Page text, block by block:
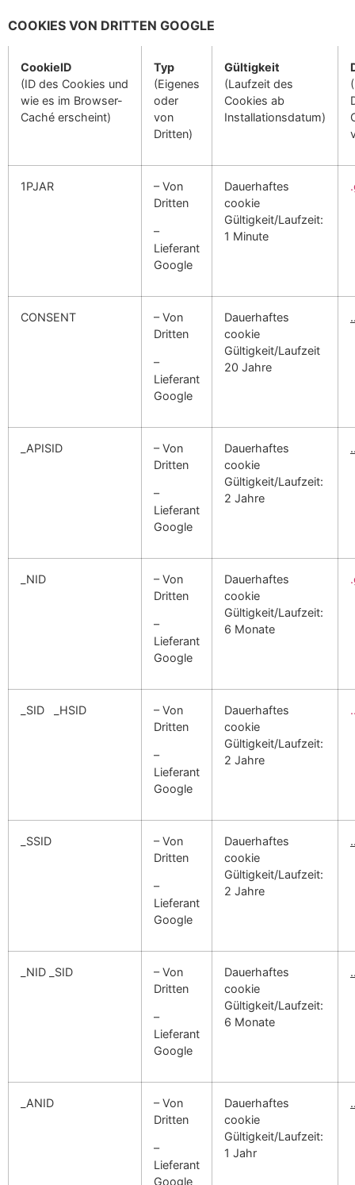
COOKIES VON DRITTEN GOOGLE
CookieID
(ID des Cookies und
wie es im Browser-
Caché erscheint)
Typ
(Eigenes
oder
von
Dritten)
Gültigkeit
(Laufzeit des
Cookies ab
Installationsdatum)
1PJAR
– Von
Dritten
–
Lieferant
Google
Dauerhaftes
cookie
Gültigkeit/Laufzeit:
1 Minute
CONSENT
– Von
Dritten
–
Lieferant
Google
Dauerhaftes
cookie
Gültigkeit/Laufzeit
20 Jahre
_APISID
– Von
Dritten
–
Lieferant
Google
Dauerhaftes
cookie
Gültigkeit/Laufzeit:
2 Jahre
_NID
– Von
Dritten
–
Lieferant
Google
Dauerhaftes
cookie
Gültigkeit/Laufzeit:
6 Monate
_SID _HSID
– Von
Dritten
–
Lieferant
Google
Dauerhaftes
cookie
Gültigkeit/Laufzeit:
2 Jahre
_SSID
– Von
Dritten
–
Lieferant
Google
Dauerhaftes
cookie
Gültigkeit/Laufzeit:
2 Jahre
_NID _SID
– Von
Dritten
–
Lieferant
Google
Dauerhaftes
cookie
Gültigkeit/Laufzeit:
6 Monate
_ANID
– Von
Dritten
–
Lieferant
Google
Dauerhaftes
cookie
Gültigkeit/Laufzeit:
1 Jahr